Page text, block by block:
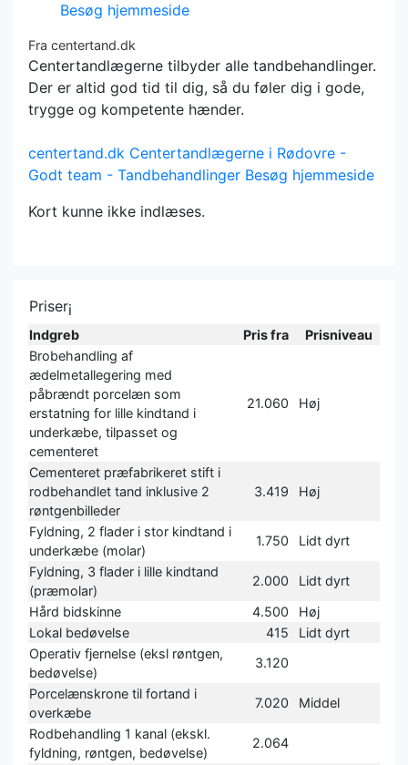
Besøg hjemmeside
Fra centertand.dk
Centertandlægerne tilbyder alle tandbehandlinger.
Der er altid god tid til dig, så du føler dig i gode,
trygge og kompetente hænder.
centertand.dk Centertandlægerne i Rødovre -
Godt team - Tandbehandlinger Besøg hjemmeside
Kort kunne ikke indlæses.
Priseri
Indgreb Pris fra
Prisniveau
Brobehandling af
ædelmetallegering med
påbrændt porcelæn som
erstatning for lille kindtand i
underkæbe, tilpasset og
cementeret
21.060 Høj
Cementeret præfabrikeret stift i
rodbehandlet tand inklusive 2
røntgenbilleder
3.419 Høj
Fyldning, 2 flader i stor kindtand i
underkæbe (molar)
1.750
Lidt dyrt
Fyldning, 3 flader i lille kindtand
(præmolar)
2.000
Lidt dyrt
Hård bidskinne
4.500
Høj
Lokal bedøvelse
415
Lidt dyrt
Operativ fjernelse (eksl røntgen,
bedøvelse)
3.120
Porcelænskrone til fortand i
overkæbe
7.020
Middel
Rodbehandling 1 kanal (ekskl.
fyldning, røntgen, bedøvelse)
2.064